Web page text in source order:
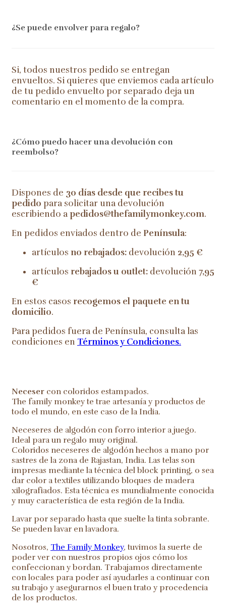
¿Se puede envolver para regalo?
Si, todos nuestros pedido se entregan
envueltos. Si quieres que enviemos cada artículo
de tu pedido envuelto por separado deja un
comentario en el momento de la compra.
¿Cómo puedo hacer una devolución con
reembolso?
Dispones de 30 días desde que recibes tu
pedido para solicitar una devolución
escribiendo apedidos@thefamilymonkey.com.
En pedidos enviados dentro de Península:
artículos no rebajados: devolución 2,95 €
artículos rebajados u outlet: devolución 7,95
€
En estos casos recogemos el paquete en tu
domicilio.
Para pedidos fuera de Península, consulta las
condiciones en Términos y Condiciones.
Neceser con coloridos estampados.
The family monkey te trae artesanía y productos de
todo el mundo, en este caso de la India.
Neceseres de algodón con forro interior a juego.
Ideal para un regalo muy original.
Coloridos neceseres de algodón hechos a mano por
sastres de la zona de Rajastan, India. Las telas son
impresas mediante la técnica del block printing, o sea
dar color a textiles utilizando bloques de madera
xilografiados. Esta técnica es mundialmente conocida
y muy característica de esta región de la India.
Lavar por separado hasta que suelte la tinta sobrante.
Se pueden lavar en lavadora.
Nosotros, The Family Monkey, tuvimos la suerte de
poder ver con nuestros propios ojos cómo los
confeccionan y bordan. Trabajamos directamente
con locales para poder así ayudarles a continuar con
su trabajo y asegurarnos el buen trato y procedencia
de los productos.